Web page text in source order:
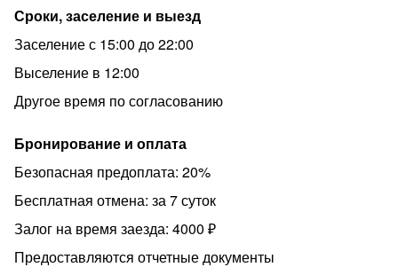
Сроки, заселение и выезд
Заселение с 15:00 до 22:00
Выселение в 12:00
Другое время по согласованию
Бронирование и оплата
Безопасная предоплата: 20%
Бесплатная отмена: за 7 суток
Залог на время заезда: 4000 ₽
Предоставляются отчетные документы